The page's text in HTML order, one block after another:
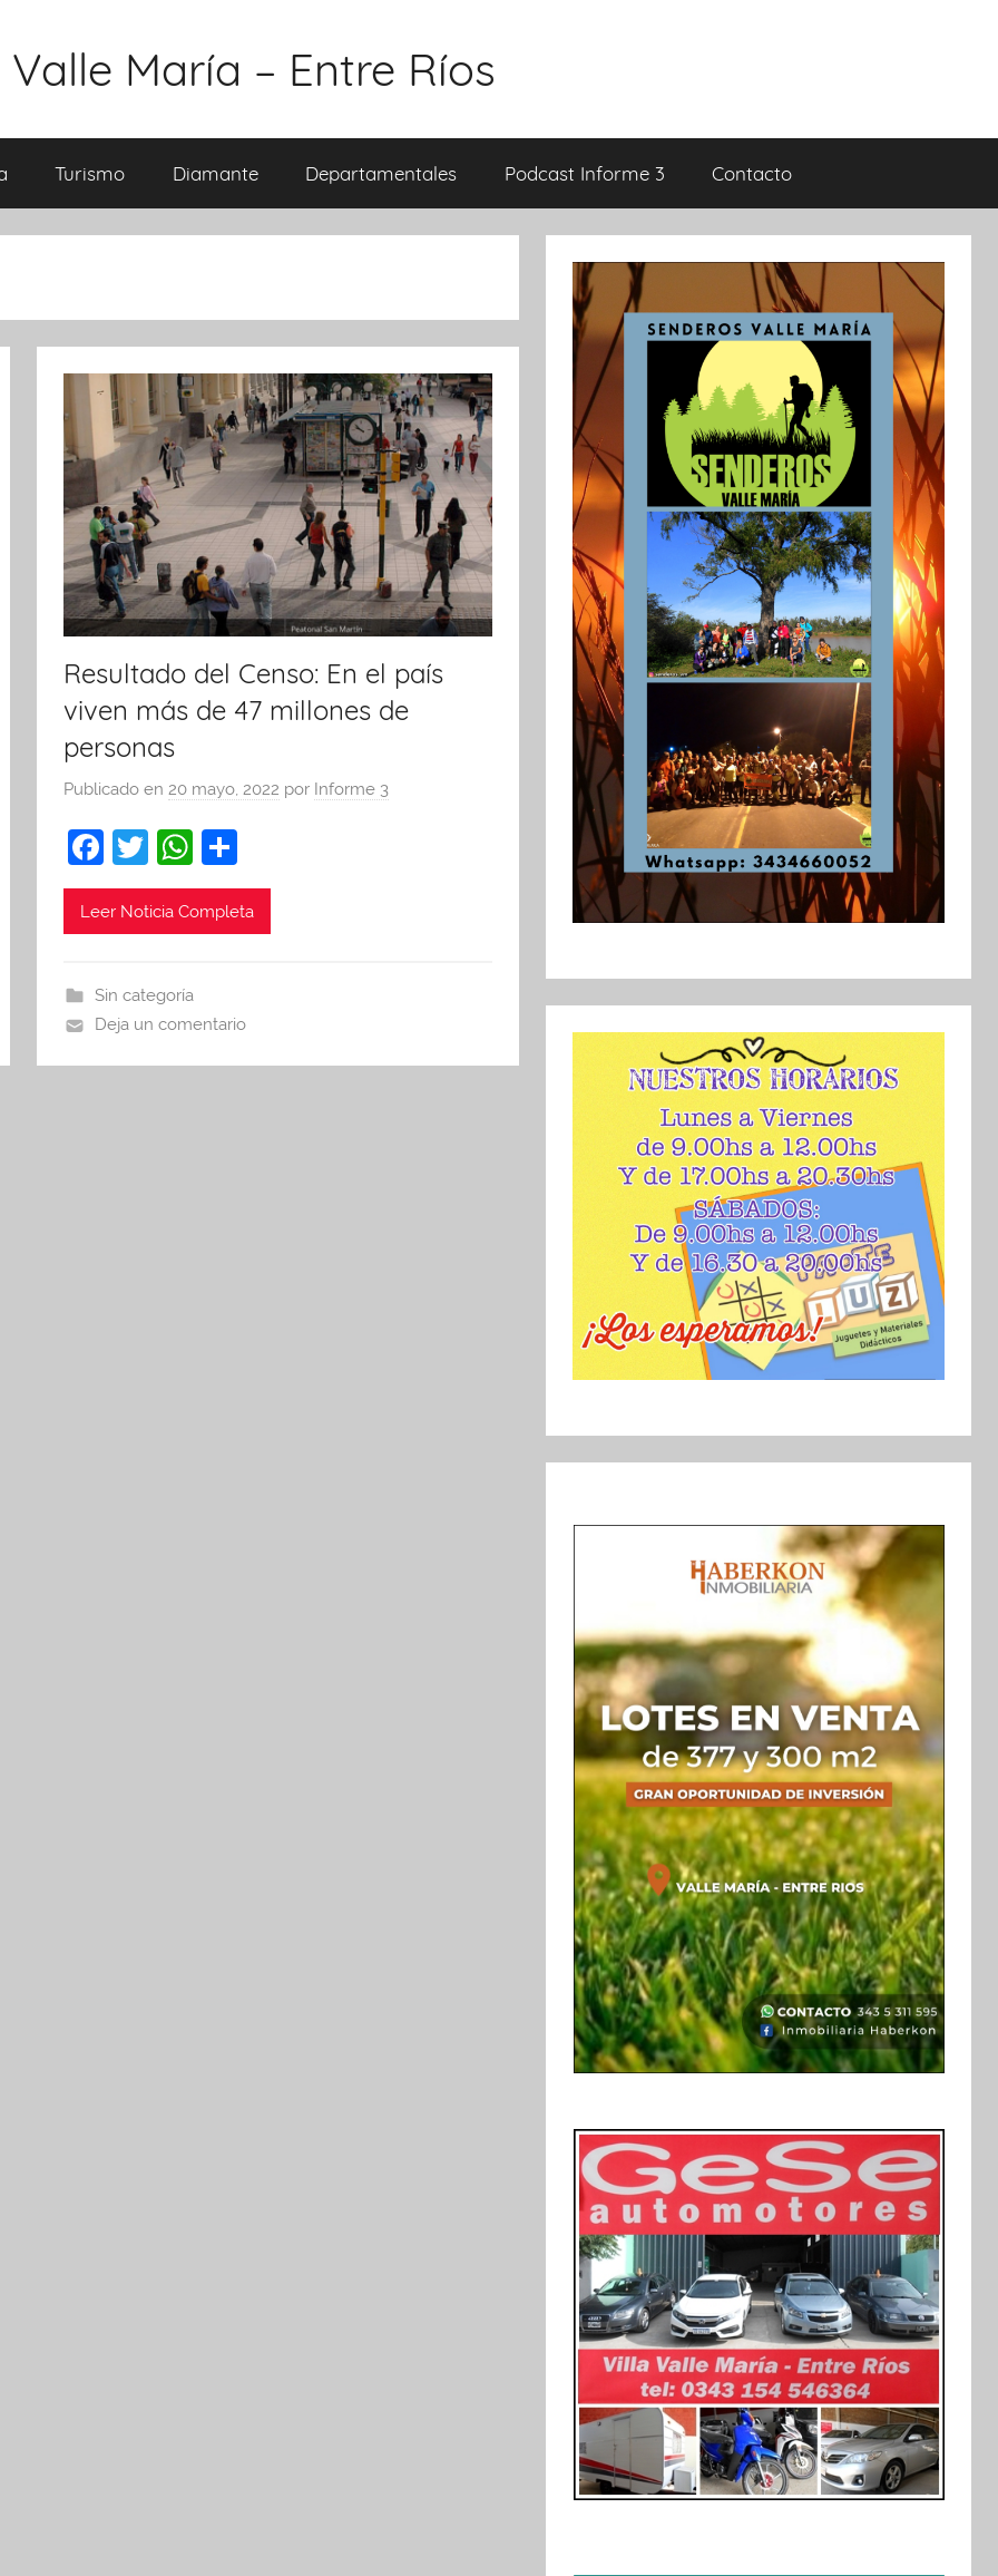
María – Entre Ríos
Turismo Diamante Departamentales Podcast Informe 3 Contacto
Resultado del Censo: En el país
viven más de 47 millones de
personas
Publicado en 20 mayo, 2022 por Informe 3
F
a
c
b
o
o
T
w
itt
W
h
at
A
p
p
o
m
tir
Leer Noticia Completa
Sin categoría
Deja un comentario